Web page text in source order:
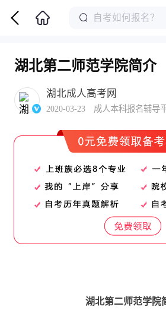
湖北第二师范学院简介
湖北成人高考网
2020-03-23 成人本科报名辅导
湖北第二师范学院